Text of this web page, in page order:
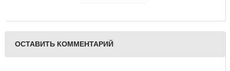
ОСТАВИТЬ КОММЕНТАРИЙ